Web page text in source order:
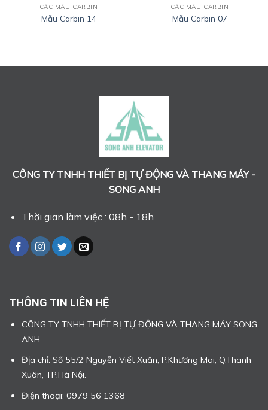
CÁC MẪU CARBIN
Mẫu Carbin 14
CÁC MẪU CARBIN
Mẫu Carbin 07
CÔNG TY TNHH THIẾT BỊ TỰ ĐỘNG VÀ THANG MÁY -
SONG ANH
Thời gian làm việc : 08h - 18h
THÔNG TIN LIÊN HỆ
CÔNG TY TNHH THIẾT BỊ TỰ ĐỘNG VÀ THANG MÁY SONG
ANH
Địa chỉ: Số 55/2 Nguyễn Viết Xuân, P.Khương Mai, Q.Thanh
Xuân, TP.Hà Nội.
Điện thoại: 0979 56 1368